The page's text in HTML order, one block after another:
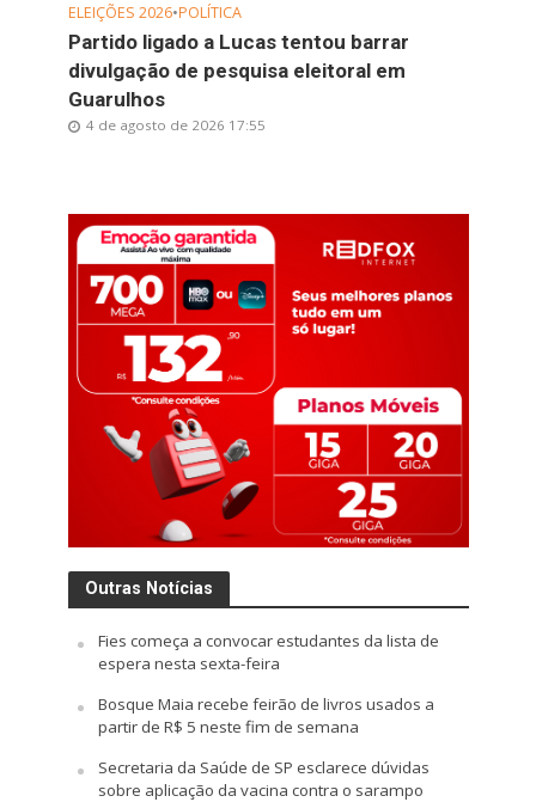
ELEIÇÕES 2026•POLÍTICA
Partido ligado a Lucas tentou barrar
divulgação de pesquisa eleitoral em
Guarulhos
4 de agosto de 2026 17:55
Outras Notícias
Fies começa a convocar estudantes da lista de
espera nesta sexta-feira
Bosque Maia recebe feirão de livros usados a
partir de R$ 5 neste fim de semana
Secretaria da Saúde de SP esclarece dúvidas
sobre aplicação da vacina contra o sarampo